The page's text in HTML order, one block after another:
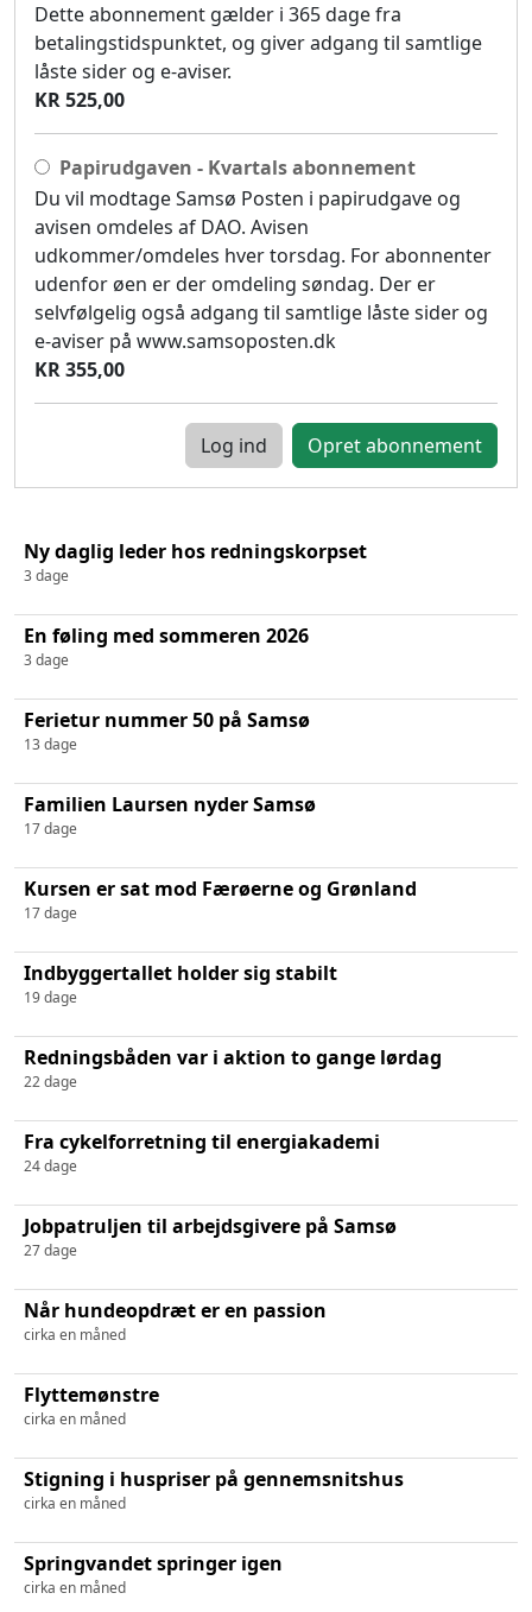
Dette abonnement gælder i 365 dage fra
betalingstidspunktet, og giver adgang til samtlige
låste sider og e-aviser.
KR 525,00
Papirudgaven - Kvartals abonnement
Du vil modtage Samsø Posten i papirudgave og
avisen omdeles af DAO. Avisen
udkommer/omdeles hver torsdag. For abonnenter
udenfor øen er der omdeling søndag. Der er
selvfølgelig også adgang til samtlige låste sider og
e-aviser på www.samsoposten.dk
KR 355,00
Log ind
Ny daglig leder hos redningskorpset
3 dage
En føling med sommeren 2026
3 dage
Ferietur nummer 50 på Samsø
13 dage
Familien Laursen nyder Samsø
17 dage
Kursen er sat mod Færøerne og Grønland
17 dage
Indbyggertallet holder sig stabilt
19 dage
Redningsbåden var i aktion to gange lørdag
22 dage
Fra cykelforretning til energiakademi
24 dage
Jobpatruljen til arbejdsgivere på Samsø
27 dage
Når hundeopdræt er en passion
cirka en måned
Flyttemønstre
cirka en måned
Stigning i huspriser på gennemsnitshus
cirka en måned
Springvandet springer igen
cirka en måned